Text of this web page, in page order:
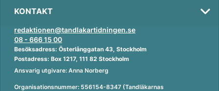
KONTAKT
redaktionen@tandlakartidningen.se
08 - 666 15 00
Besöksadress: Österlånggatan 43, Stockholm
Postadress: Box 1217, 111 82 Stockholm
Ansvarig utgivare: Anna Norberg
Organisationsnummer: 556154-8347 (Tandläkarnas